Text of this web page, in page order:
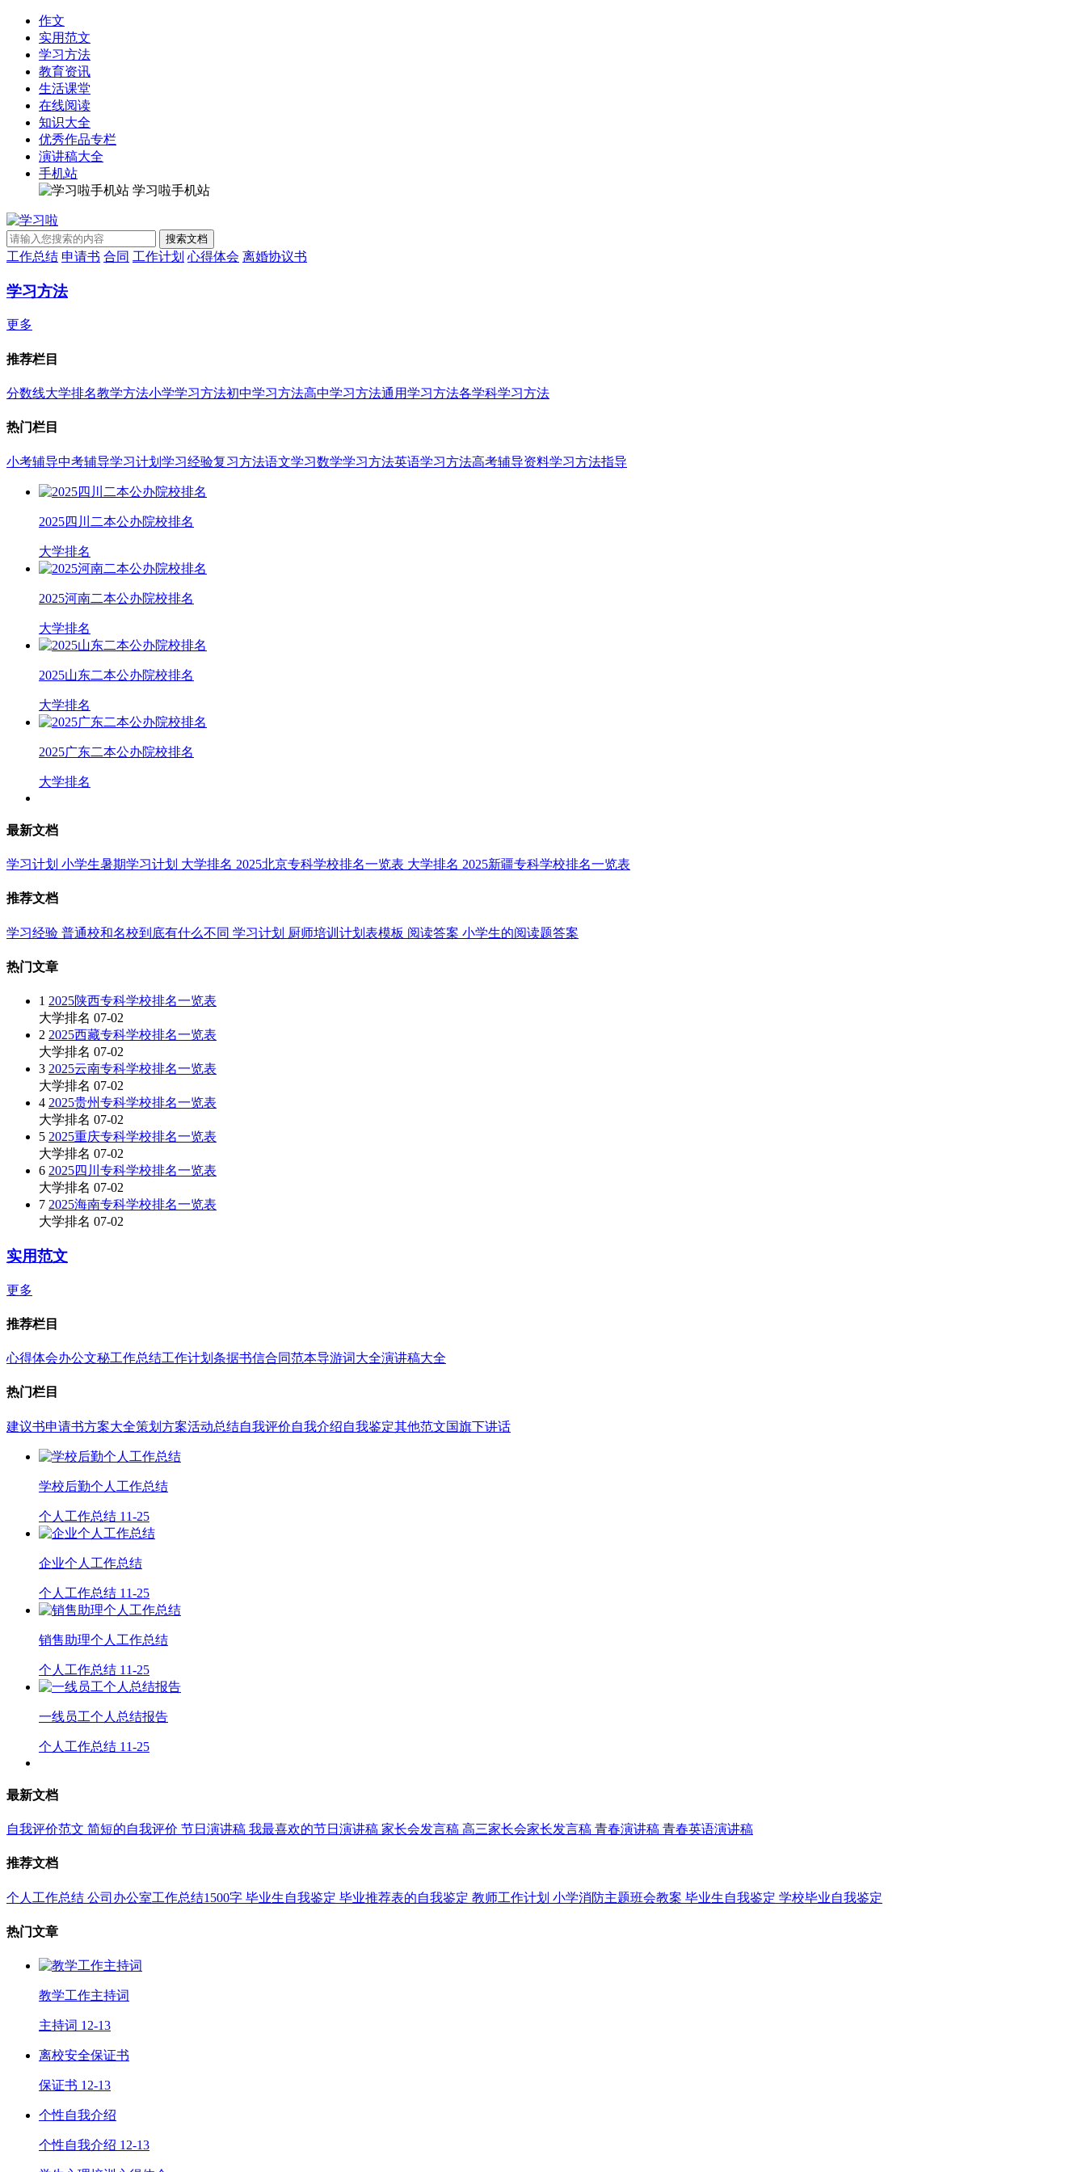
作文
实用范文
学习方法
教育资讯
生活课堂
在线阅读
知识大全
优秀作品专栏
演讲稿大全
手机站
学习啦手机站
工作总结 申请书 合同 工作计划 心得体会 离婚协议书
学习方法
更多
推荐栏目
分数线大学排名教学方法小学学习方法初中学习方法高中学习方法通用学习方法各学科学习方法
热门栏目
小考辅导中考辅导学习计划 学习经验复习方法语文学习数学学习方法英语学习方法高考辅导资料学习方法指导
2025四川二本公办院校排名
大学排名
2025河南二本公办院校排名
大学排名
2025山东二本公办院校排名
大学排名
2025广东二本公办院校排名
大学排名
最新文档
学习计划 小学生暑期学习计划 大学排名 2025北京专科学校排名一览表 大学排名 2025新疆专科学校排名一览表
推荐文档
学习经验 普通校和名校到底有什么不同 学习计划 厨师培训计划表模板 阅读答案 小学生的阅读题答案
热门文章
1 2025陕西专科学校排名一览表
大学排名 07-02
2 2025西藏专科学校排名一览表
大学排名 07-02
3 2025云南专科学校排名一览表
大学排名 07-02
4 2025贵州专科学校排名一览表
大学排名 07-02
5 2025重庆专科学校排名一览表
大学排名 07-02
6 2025四川专科学校排名一览表
大学排名 07-02
7 2025海南专科学校排名一览表
大学排名 07-02
实用范文
更多
推荐栏目
心得体会办公文秘工作总结工作计划 条据书信合同范本导游词大全演讲稿大全
热门栏目
建议书申请书方案大全策划方案活动总结自我评价自我介绍自我鉴定其他范文国旗下讲话
学校后勤个人工作总结
个人工作总结 11-25
企业个人工作总结
个人工作总结 11-25
销售助理个人工作总结
个人工作总结 11-25
一线员工个人总结报告
个人工作总结 11-25
最新文档
自我评价范文 简短的自我评价 节日演讲稿 我最喜欢的节日演讲稿 家长会发言稿 高三家长会家长发言稿 青春演讲稿 青春英语演讲稿
推荐文档
个人工作总结 公司办公室工作总结1500字 毕业生自我鉴定 毕业推荐表的自我鉴定 教师工作计划 小学消防主题班会教案 毕业生自我鉴定 学校毕业自我鉴定
热门文章
教学工作主持词
主持词 12-13
离校安全保证书
保证书 12-13
个性自我介绍
个性自我介绍 12-13